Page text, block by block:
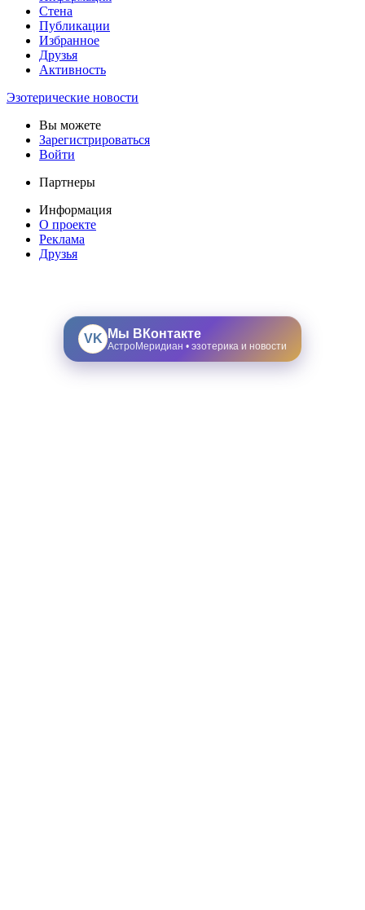
Стена
Публикации
Избранное
Друзья
Активность
Эзотерические новости
Вы можете
Зарегистрироваться
Войти
Партнеры
Информация
О проекте
Реклама
Друзья
VK Мы ВКонтакте
АстроМеридиан • эзотерика и новости